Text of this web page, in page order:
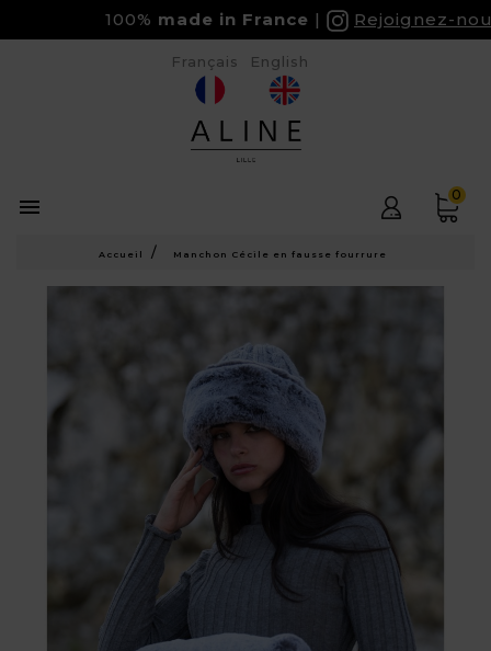
100%made in France Rejoignez-nous
 0
Français English
Accueil Manchon Cécile en fausse fourrure